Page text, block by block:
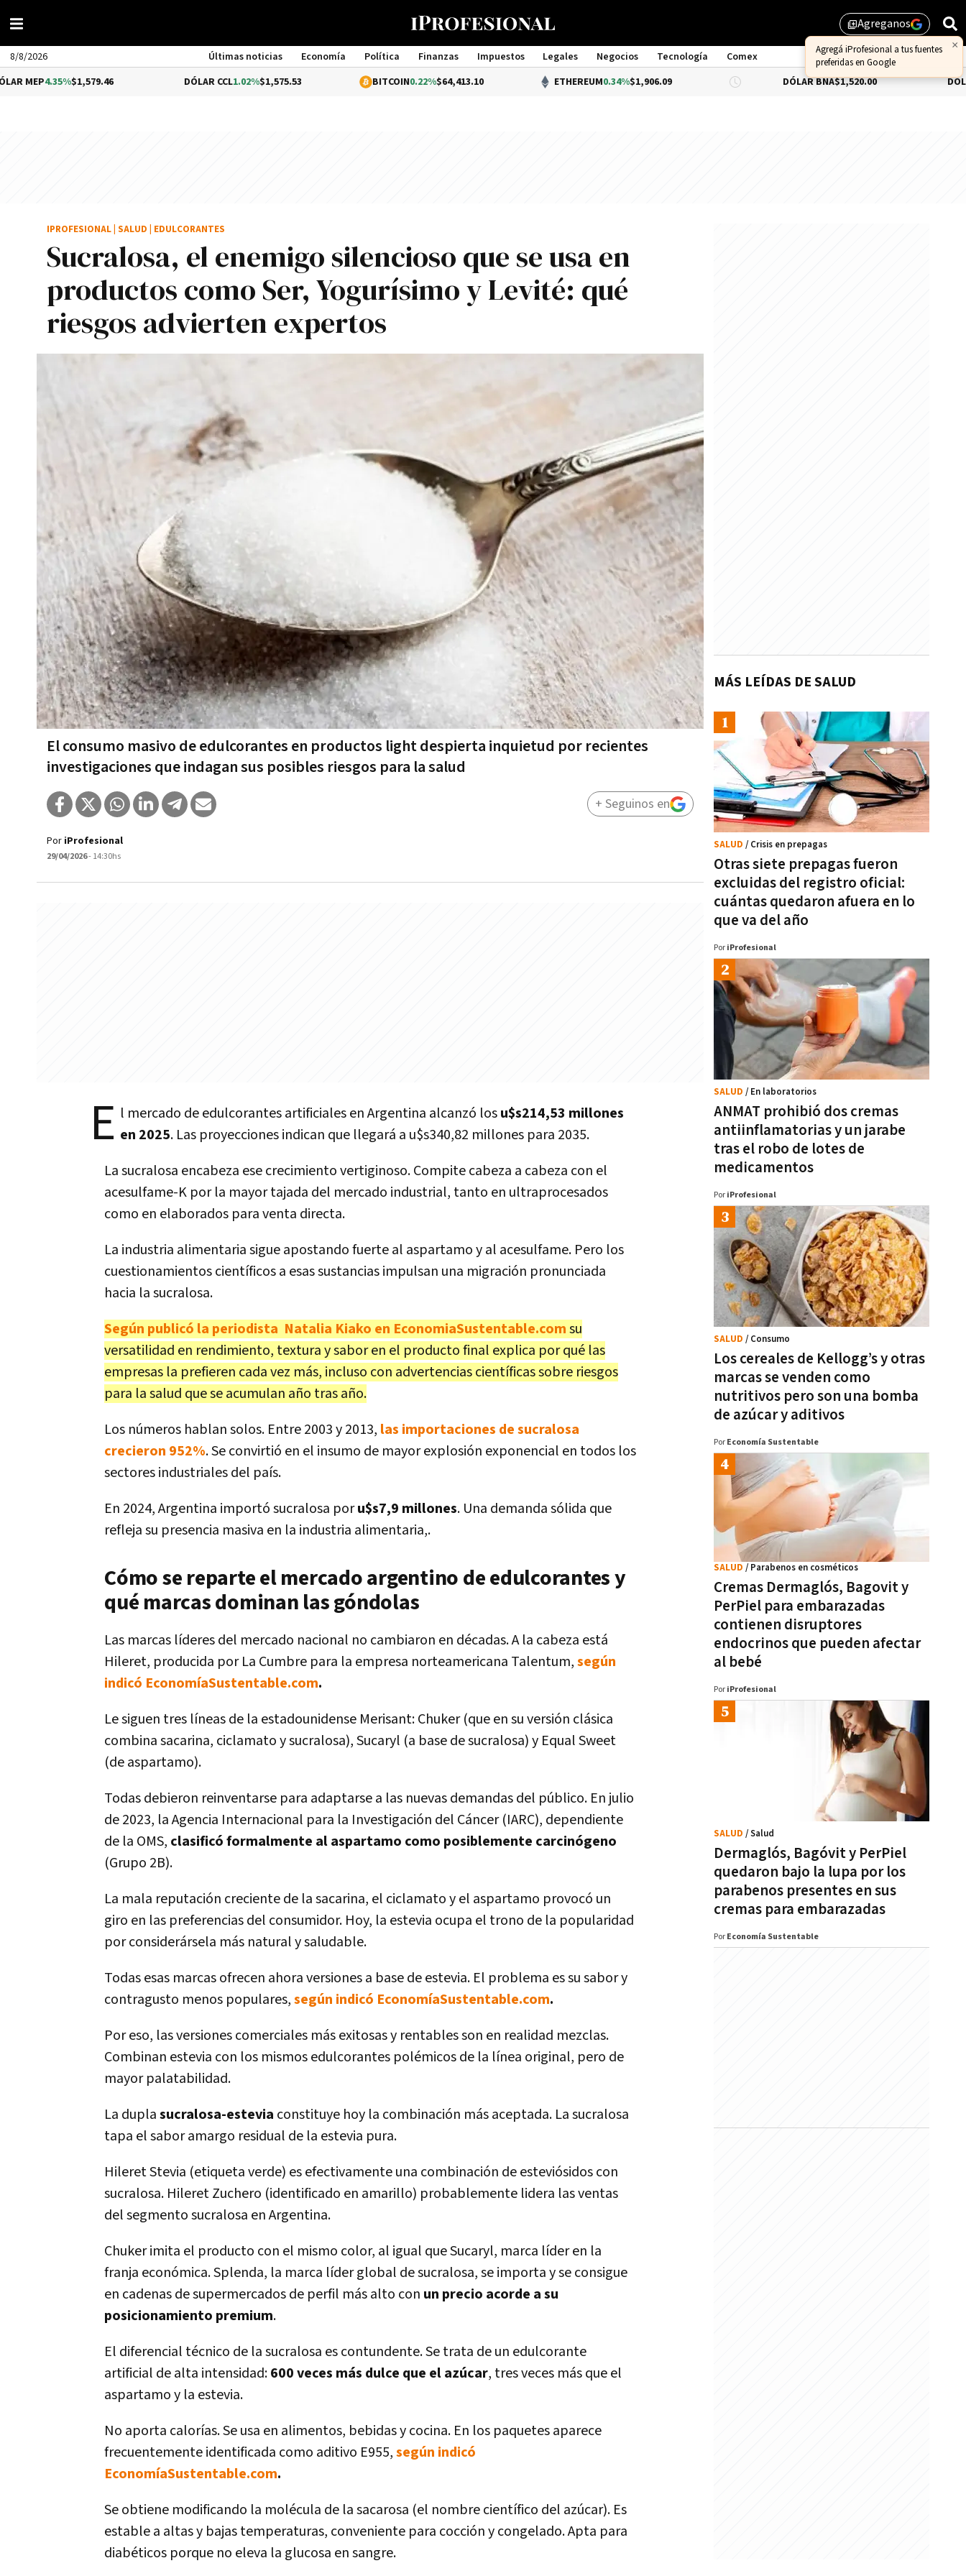
library_addAgreganos
×
Agregá iProfesional a tus fuentes
preferidas en Google
8/8/2026 Últimas noticias Economía Política Finanzas Impuestos Legales Negocios Tecnología
Comex
Management
$1,579.46 1.02%$1,575.53 0.22%$64,413.10 ETHEREUM0.34%$1,906.09 DÓLAR BNA $1,520.00 DÓLAR BLUE-
Sucralosa, el enemigo silencioso que se usa en
productos como Ser, Yogurísimo y Levité: qué
riesgos advierten expertos
El consumo masivo de edulcorantes en productos light despierta inquietud por recientes
investigaciones que indagan sus posibles riesgos para la salud
IPROFESIONAL SALUD EDULCORANTES
Por iProfesional
29/04/2026- 14:30hs
+ Seguinos en
E l mercado de edulcorantes artificiales en Argentina alcanzó losu$s214,53 millones
en 2025. Las proyecciones indican que llegará a u$s340,82 millones para 2035.
La sucralosa encabeza ese crecimiento vertiginoso. Compite cabeza a cabeza con el
acesulfame-K por la mayor tajada del mercado industrial, tanto en ultraprocesados
como en elaborados para venta directa.
La industria alimentaria sigue apostando fuerte al aspartamo y al acesulfame. Pero los
cuestionamientos científicos a esas sustancias impulsan una migración pronunciada
hacia la sucralosa.
Según publicó la periodista Natalia Kiako en EconomiaSustentable.comsu
versatilidad en rendimiento, textura y sabor en el producto final explica por qué las
empresas la prefieren cada vez más, incluso con advertencias científicas sobre riesgos
para la salud que se acumulan año tras año.
Los números hablan solos. Entre 2003 y 2013, las importaciones de sucralosa
crecieron 952%. Se convirtió en el insumo de mayor explosión exponencial en todos los
sectores industriales del país.
En 2024, Argentina importó sucralosa poru$s7,9 millones. Una demanda sólida que
refleja su presencia masiva en la industria alimentaria,.
Cómo se reparte el mercado argentino de edulcorantes y
qué marcas dominan las góndolas
Las marcas líderes del mercado nacional no cambiaron en décadas. A la cabeza está
Hileret, producida por La Cumbre para la empresa norteamericana Talentum,según
indicó EconomíaSustentable.com.
Le siguen tres líneas de la estadounidense Merisant: Chuker (que en su versión clásica
combina sacarina, ciclamato y sucralosa), Sucaryl (a base de sucralosa) y Equal Sweet
(de aspartamo).
Todas debieron reinventarse para adaptarse a las nuevas demandas del público. En julio
de 2023, la Agencia Internacional para la Investigación del Cáncer (IARC), dependiente
de la OMS, clasificó formalmente al aspartamo como posiblemente carcinógeno
(Grupo 2B).
La mala reputación creciente de la sacarina, el ciclamato y el aspartamo provocó un
giro en las preferencias del consumidor. Hoy, la estevia ocupa el trono de la popularidad
por considerársela más natural y saludable.
Todas esas marcas ofrecen ahora versiones a base de estevia. El problema es su sabor y
contragusto menos populares,según indicó EconomíaSustentable.com.
Por eso, las versiones comerciales más exitosas y rentables son en realidad mezclas.
Combinan estevia con los mismos edulcorantes polémicos de la línea original, pero de
mayor palatabilidad.
La duplasucralosa-estevia constituye hoy la combinación más aceptada. La sucralosa
tapa el sabor amargo residual de la estevia pura.
Hileret Stevia (etiqueta verde) es efectivamente una combinación de esteviósidos con
sucralosa. Hileret Zuchero (identificado en amarillo) probablemente lidera las ventas
del segmento sucralosa en Argentina.
Chuker imita el producto con el mismo color, al igual que Sucaryl, marca líder en la
franja económica. Splenda, la marca líder global de sucralosa, se importa y se consigue
en cadenas de supermercados de perfil más alto con un precio acorde a su
posicionamiento premium.
El diferencial técnico de la sucralosa es contundente. Se trata de un edulcorante
artificial de alta intensidad:600 veces más dulce que el azúcar, tres veces más que el
aspartamo y la estevia.
No aporta calorías. Se usa en alimentos, bebidas y cocina. En los paquetes aparece
frecuentemente identificada como aditivo E955,según indicó
EconomíaSustentable.com.
Se obtiene modificando la molécula de la sacarosa (el nombre científico del azúcar). Es
estable a altas y bajas temperaturas, conveniente para cocción y congelado. Apta para
diabéticos porque no eleva la glucosa en sangre.
MÁS LEÍDAS DE SALUD
Otras siete prepagas fueron
excluidas del registro oficial:
cuántas quedaron afuera en lo
que va del año
SALUD / Crisis en prepagas
Por iProfesional
ANMAT prohibió dos cremas
antiinflamatorias y un jarabe
tras el robo de lotes de
medicamentos
SALUD / En laboratorios
Por iProfesional
Los cereales de Kellogg’s y otras
marcas se venden como
nutritivos pero son una bomba
de azúcar y aditivos
SALUD / Consumo
Por Economía Sustentable
Cremas Dermaglós, Bagovit y
PerPiel para embarazadas
contienen disruptores
endocrinos que pueden afectar
al bebé
SALUD / Parabenos en cosméticos
Por iProfesional
Dermaglós, Bagóvit y PerPiel
quedaron bajo la lupa por los
parabenos presentes en sus
cremas para embarazadas
SALUD / Salud
Por Economía Sustentable